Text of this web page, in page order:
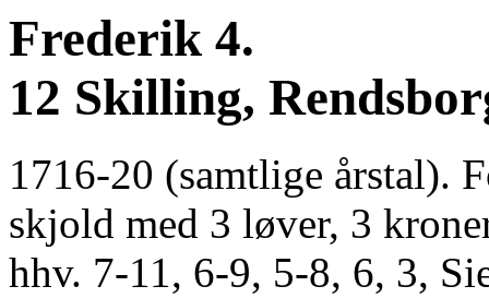
Frederik 4.
12 Skilling,
1716-20 (samtlige årstal).
skjold med 3 løver, 3
hhv. 7-11, 6-9, 5-8, 6, 3,